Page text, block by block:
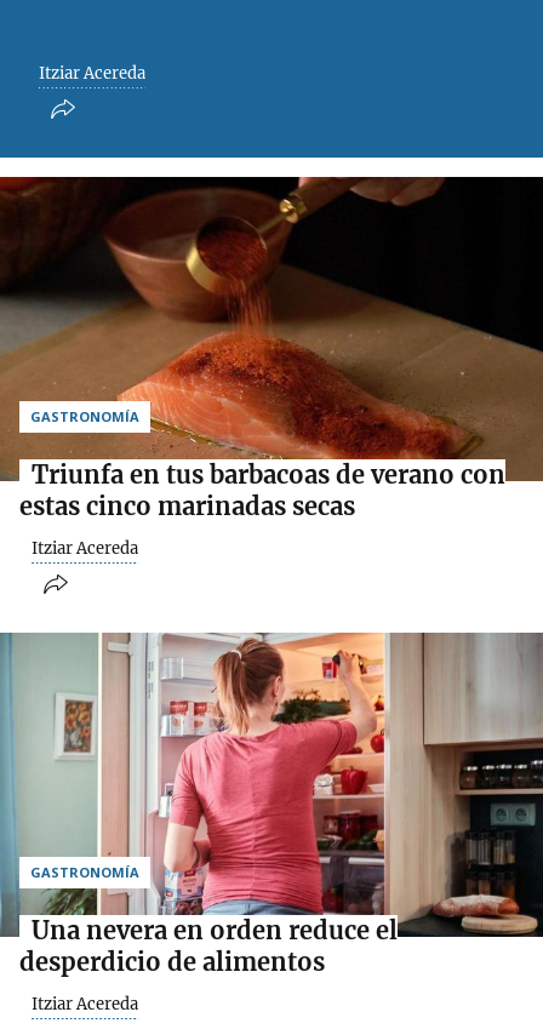
Itziar Acereda
GASTRONOMÍA
Triunfa en tus barbacoas de verano con
estas cinco marinadas secas
Itziar Acereda
GASTRONOMÍA
Una nevera en orden reduce el
desperdicio de alimentos
Itziar Acereda